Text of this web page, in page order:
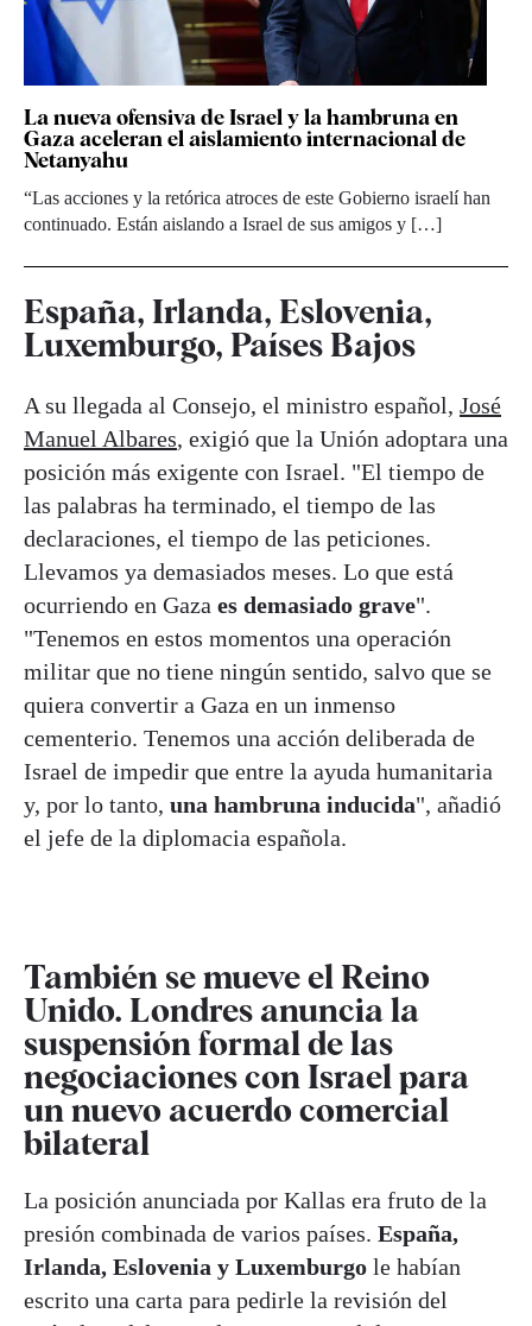
La nueva ofensiva de Israel y la hambruna en
Gaza aceleran el aislamiento internacional de
Netanyahu
“Las acciones y la retórica atroces de este Gobierno israelí han
continuado. Están aislando a Israel de sus amigos y […]
España, Irlanda, Eslovenia,
Luxemburgo, Países Bajos
A su llegada al Consejo, el ministro español, José
Manuel Albares, exigió que la Unión adoptara una
posición más exigente con Israel. "El tiempo de
las palabras ha terminado, el tiempo de las
declaraciones, el tiempo de las peticiones.
Llevamos ya demasiados meses. Lo que está
ocurriendo en Gaza es demasiado grave".
"Tenemos en estos momentos una operación
militar que no tiene ningún sentido, salvo que se
quiera convertir a Gaza en un inmenso
cementerio. Tenemos una acción deliberada de
Israel de impedir que entre la ayuda humanitaria
y, por lo tanto, una hambruna inducida", añadió
el jefe de la diplomacia española.
También se mueve el Reino
Unido. Londres anuncia la
suspensión formal de las
negociaciones con Israel para
un nuevo acuerdo comercial
bilateral
La posición anunciada por Kallas era fruto de la
presión combinada de varios países. España,
Irlanda, Eslovenia y Luxemburgo le habían
escrito una carta para pedirle la revisión del